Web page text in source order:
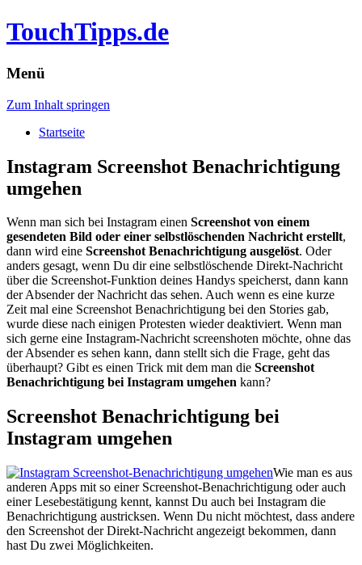
TouchTipps.de
Menü
Zum Inhalt springen
Startseite
Instagram Screenshot Benachrichtigung
umgehen
Wenn man sich bei Instagram einen Screenshot von einem
gesendeten Bild oder einer selbstlöschenden Nachricht erstellt,
dann wird eine Screenshot Benachrichtigung ausgelöst. Oder
anders gesagt, wenn Du dir eine selbstlöschende Direkt-Nachricht
über die Screenshot-Funktion deines Handys speicherst, dann kann
der Absender der Nachricht das sehen. Auch wenn es eine kurze
Zeit mal eine Screenshot Benachrichtigung bei den Stories gab,
wurde diese nach einigen Protesten wieder deaktiviert. Wenn man
sich gerne eine Instagram-Nachricht screenshoten möchte, ohne das
der Absender es sehen kann, dann stellt sich die Frage, geht das
überhaupt? Gibt es einen Trick mit dem man die Screenshot
Benachrichtigung bei Instagram umgehen kann?
Screenshot Benachrichtigung bei
Instagram umgehen
Wie man es aus
anderen Apps mit so einer Screenshot-Benachrichtigung oder auch
einer Lesebestätigung kennt, kannst Du auch bei Instagram die
Benachrichtigung austricksen. Wenn Du nicht möchtest, dass andere
den Screenshot der Direkt-Nachricht angezeigt bekommen, dann
hast Du zwei Möglichkeiten.